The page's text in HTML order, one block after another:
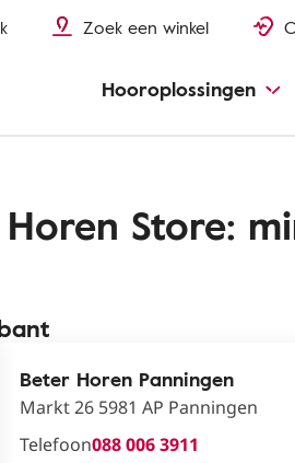
Zoek een winkel
Hooroplossingen
Store:
Beter Horen Panningen
Markt 26 5981 AP Panningen
Telefoon088 006 3911